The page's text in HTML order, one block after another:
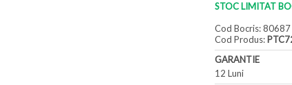
STOC LIMITAT
Cod Bocris: 80687
Cod Produs:
GARANTIE
12 Luni